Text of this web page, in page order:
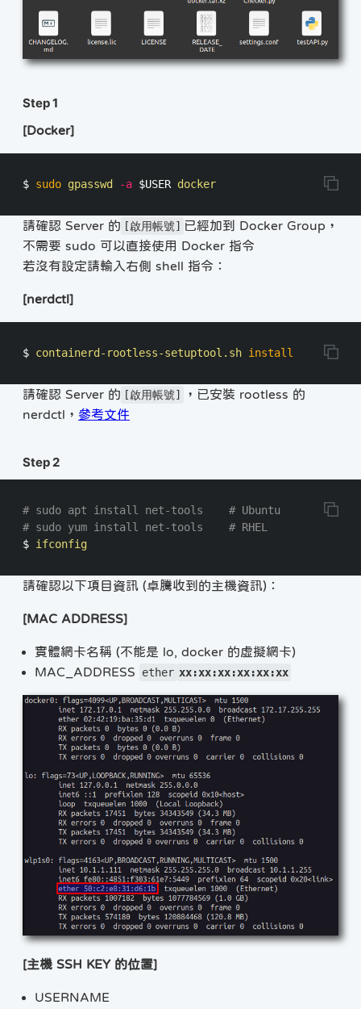
Step 1
[Docker]
$ sudo gpasswd -a $USER
請確認 Server 的 [啟用帳號] 已經加到 Docker Group，
不需要 sudo 可以直接使用 Docker 指令
若沒有設定請輸入右側 shell 指令：
[nerdctl]
$ containerd-rootless-setuptool.sh install
請確認 Server 的 [啟用帳號]
，已安裝 rootless 的
nerdctl， 參考文件
Step 2
# sudo apt install net-tools    # Ubuntu
# sudo yum install net-tools    # RHEL
$
請確認以下項目資訊 (卓騰收到的主機資訊)：
[MAC ADDRESS]
實體網卡名稱 (不能是 lo, docker 的虛擬網卡)
MAC_ADDRESS
ether xx:xx:xx:xx:xx:xx
[主機 SSH KEY 的位置]
USERNAME